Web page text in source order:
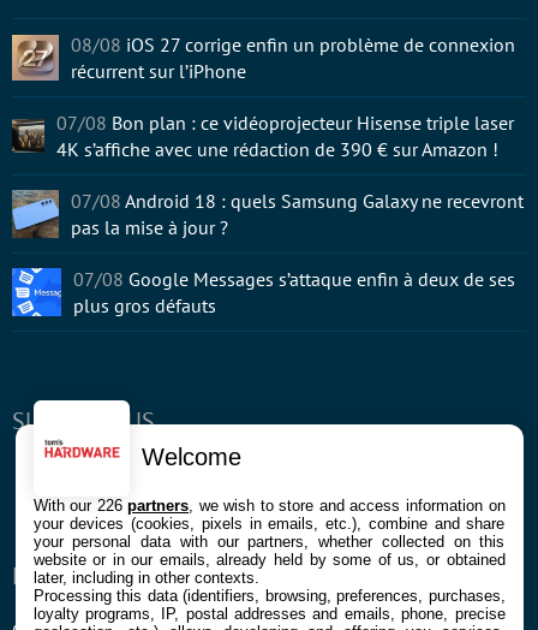
SUIVEZ-NOUS
FacebookTwitter Youtube
ENTREPRISE À PROPOS
08/08 iOS 27 corrige enfin un problème de connexion
récurrent sur l’iPhone
07/08 Bon plan : ce vidéoprojecteur Hisense triple laser
4K s’affiche avec une rédaction de 390 € sur Amazon !
07/08 Android 18 : quels Samsung Galaxy ne recevront
pas la mise à jour ?
07/08 Google Messages s’attaque enfin à deux de ses
plus gros défauts
Welcome
With our 226partners , we wish to store and access information on
your devices (cookies, pixels in emails, etc.), combine and share
your personal data with our partners, whether collected on this
website or in our emails, already held by some of us, or obtained
later, including in other contexts.
Processing this data (identifiers, browsing, preferences, purchases,
loyalty programs, IP, postal addresses and emails, phone, precise